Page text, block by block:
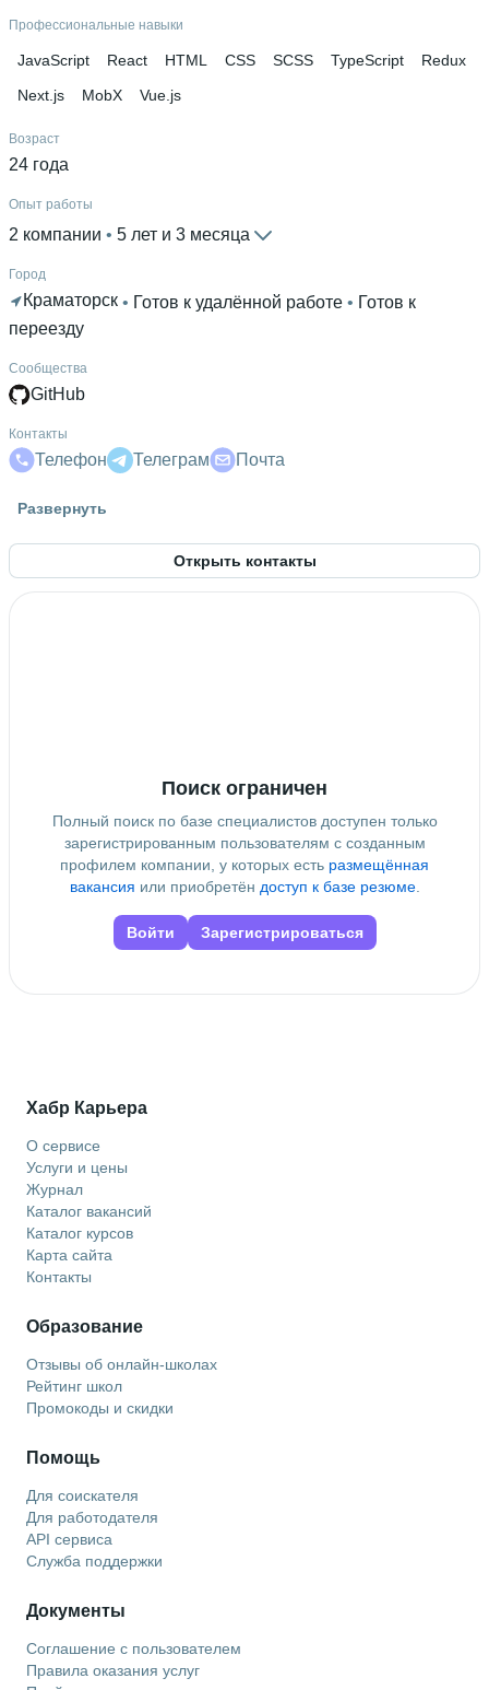
Профессиональные навыки
JavaScript React HTML CSS SCSS TypeScript
Redux
Next.js
MobX Vue.js
Возраст
24 года
Опыт работы
2 компании 5 лет и 3 месяца
Город
Краматорск • Готов к удалённой работе • Готов к
переезду
Сообщества
GitHub
Контакты
Телефон Телеграм Почта
Развернуть
Открыть контакты
Поиск ограничен
Полный поиск по базе специалистов доступен только
зарегистрированным пользователям с созданным
профилем компании, у которых есть размещённая
вакансия или приобретён доступ к базе резюме.
Войти Зарегистрироваться
Хабр Карьера
О сервисе
Услуги и цены
Журнал
Каталог вакансий
Каталог курсов
Карта сайта
Контакты
Образование
Отзывы об онлайн-школах
Рейтинг школ
Промокоды и скидки
Помощь
Для соискателя
Для работодателя
API сервиса
Служба поддержки
Документы
Соглашение с пользователем
Правила оказания услуг